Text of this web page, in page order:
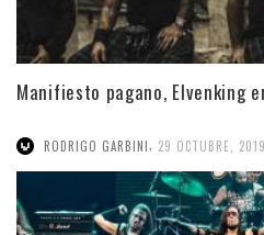
Manifiesto pagano, Elvenking
RODRIGO GARBINI 29 OCTUBRE, 2019